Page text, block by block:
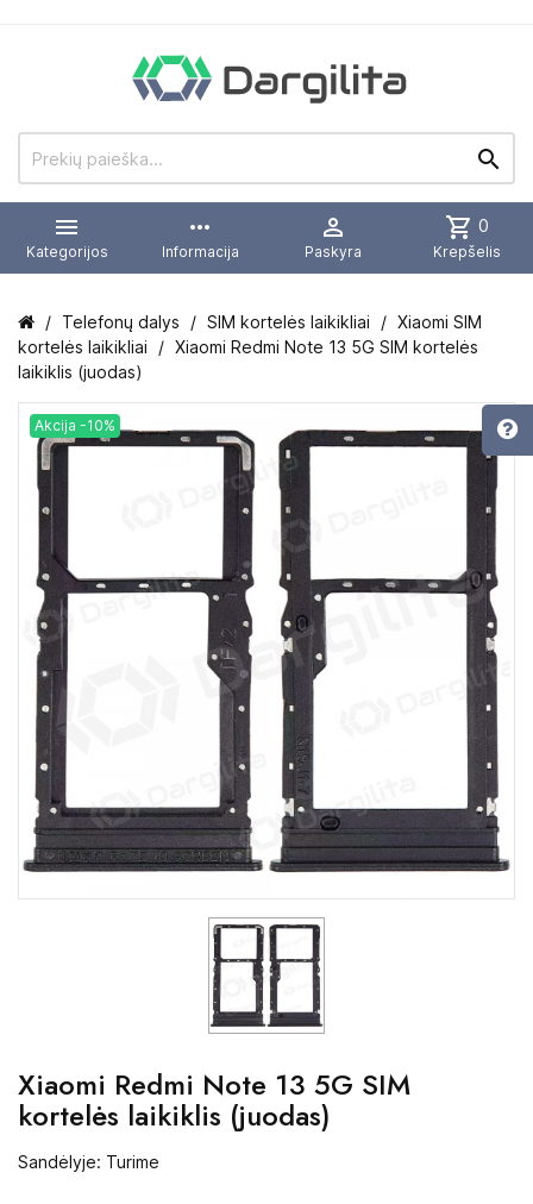


Kategorijos
more_horiz
Informacija

Paskyra
shopping_cart 0
Krepšelis
Telefonų dalys SIM kortelės laikikliai
Xiaomi SIM
kortelės laikikliai
Xiaomi Redmi Note 13 5G SIM kortelės
laikiklis (juodas)
Akcija -10%
Xiaomi Redmi Note 13 5G SIM
kortelės laikiklis (juodas)
Sandėlyje: Turime